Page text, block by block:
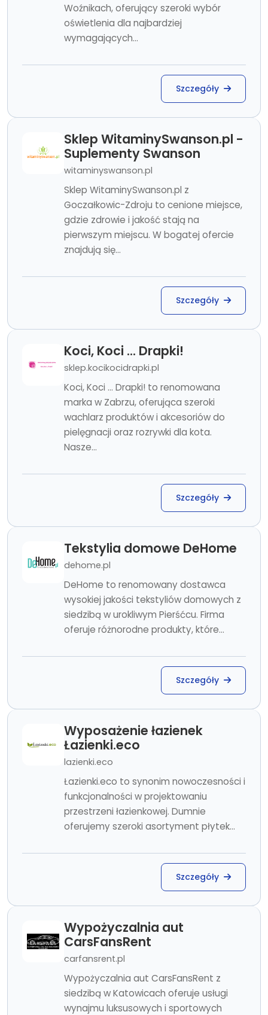
Woźnikach, oferujący szeroki wybór
oświetlenia dla najbardziej
wymagających...
Szczegóły
Sklep WitaminySwanson.pl -
Suplementy Swanson
witaminyswanson.pl
Sklep WitaminySwanson.pl z
Goczałkowic-Zdroju to cenione miejsce,
gdzie zdrowie i jakość stają na
pierwszym miejscu. W bogatej ofercie
znajdują się...
Szczegóły
Koci, Koci ... Drapki!
sklep.kocikocidrapki.pl
Koci, Koci ... Drapki! to renomowana
marka w Zabrzu, oferująca szeroki
wachlarz produktów i akcesoriów do
pielęgnacji oraz rozrywki dla kota.
Nasze...
Szczegóły
Tekstylia domowe DeHome
dehome.pl
DeHome to renomowany dostawca
wysokiej jakości tekstyliów domowych z
siedzibą w urokliwym Pierśćcu. Firma
oferuje różnorodne produkty, które...
Szczegóły
Wyposażenie łazienek
Łazienki.eco
lazienki.eco
Łazienki.eco to synonim nowoczesności i
funkcjonalności w projektowaniu
przestrzeni łazienkowej. Dumnie
oferujemy szeroki asortyment płytek...
Szczegóły
Wypożyczalnia aut
CarsFansRent
carfansrent.pl
Wypożyczalnia aut CarsFansRent z
siedzibą w Katowicach oferuje usługi
wynajmu luksusowych i sportowych